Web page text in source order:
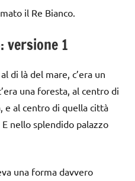
il Re Bianco.
versione 1
di là del mare, c’era un
una foresta, al centro di
e al centro di quella città
nello splendido palazzo
una forma davvero